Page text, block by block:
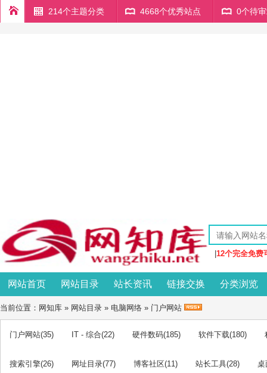
214个主题分类 4668个优秀站点 0个待
12个完全免费
网站首页 网站目录 站长资讯 链接交换 分类浏览
当前位置： 网知库 » 网站目录 » 电脑网络 » 门户网站
门户网站(35) IT - 综合(22) 硬件数码(185) 软件下载(180)
搜索引擎(26) 网址目录(77) 博客社区(11) 站长工具(28) 桌